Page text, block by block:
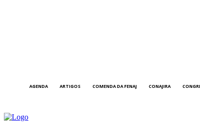
AGENDA ARTIGOS COMENDA DA FENAJ CONAJIRA